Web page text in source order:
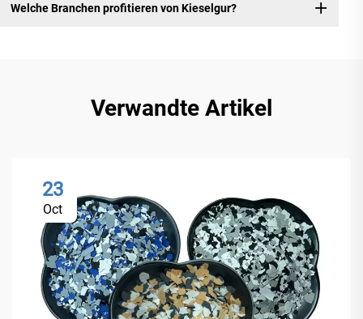
Welche Branchen profitieren von Kieselgur?
Verwandte Artikel
23
Oct